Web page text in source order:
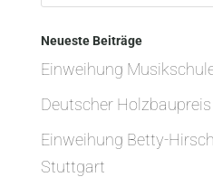
Neueste Beiträge
Einweihung
Deutscher Holzbaupreis
Einweihung Betty-
Stuttgart